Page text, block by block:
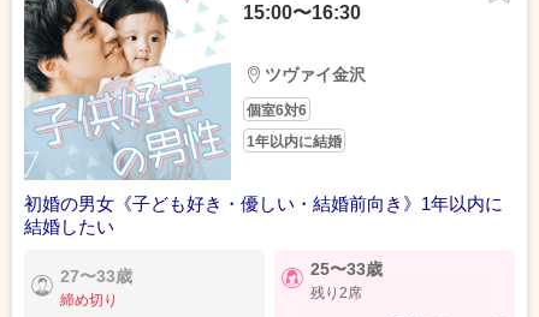
15:00〜16:30
ツヴァイ金沢
個室6対6
1年以内に結婚
初婚の男女《子ども好き・優しい・結婚前向き》1年以内に
結婚したい
27〜33歳
締め切り
25〜33歳
残り2席